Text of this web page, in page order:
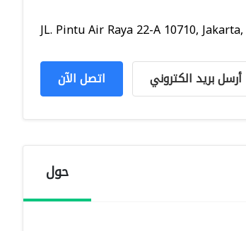
JL. Pintu Air Raya 22-A 10710,
اتصل الآن أرسل بريد الكتروني
حول